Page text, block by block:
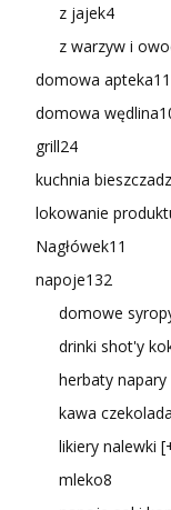
z jajek4
z warzyw i
domowa apteka11
domowa wędlina
grill24
kuchnia
lokowanie
Nagłówek11
napoje132
domowe
drinki shot'y
herbaty napary
kawa czekolada
likiery nalewki
mleko8